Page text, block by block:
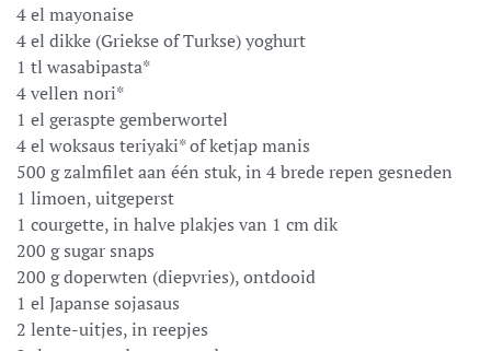
4 el mayonaise
4 el dikke (Griekse of Turkse) yoghurt
1 tl wasabipasta*
4 vellen nori*
1 el geraspte gemberwortel
4 el woksaus teriyaki* of ketjap manis
500 g zalmfilet aan één stuk, in 4 brede repen gesneden
1 limoen, uitgeperst
1 courgette, in halve plakjes van 1 cm dik
200 g sugar snaps
200 g doperwten (diepvries), ontdooid
1 el Japanse sojasaus
2 lente-uitjes, in reepjes